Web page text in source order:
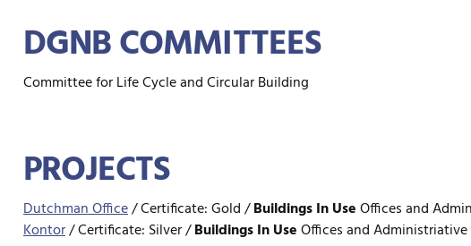
DGNB COMMITTEES
Committee for Life Cycle and Circular Building
PROJECTS
Dutchman Office/Certificate: Gold /BuildingsIn UseOffices and
Kontor/Certificate: Silver /BuildingsIn UseOffices and